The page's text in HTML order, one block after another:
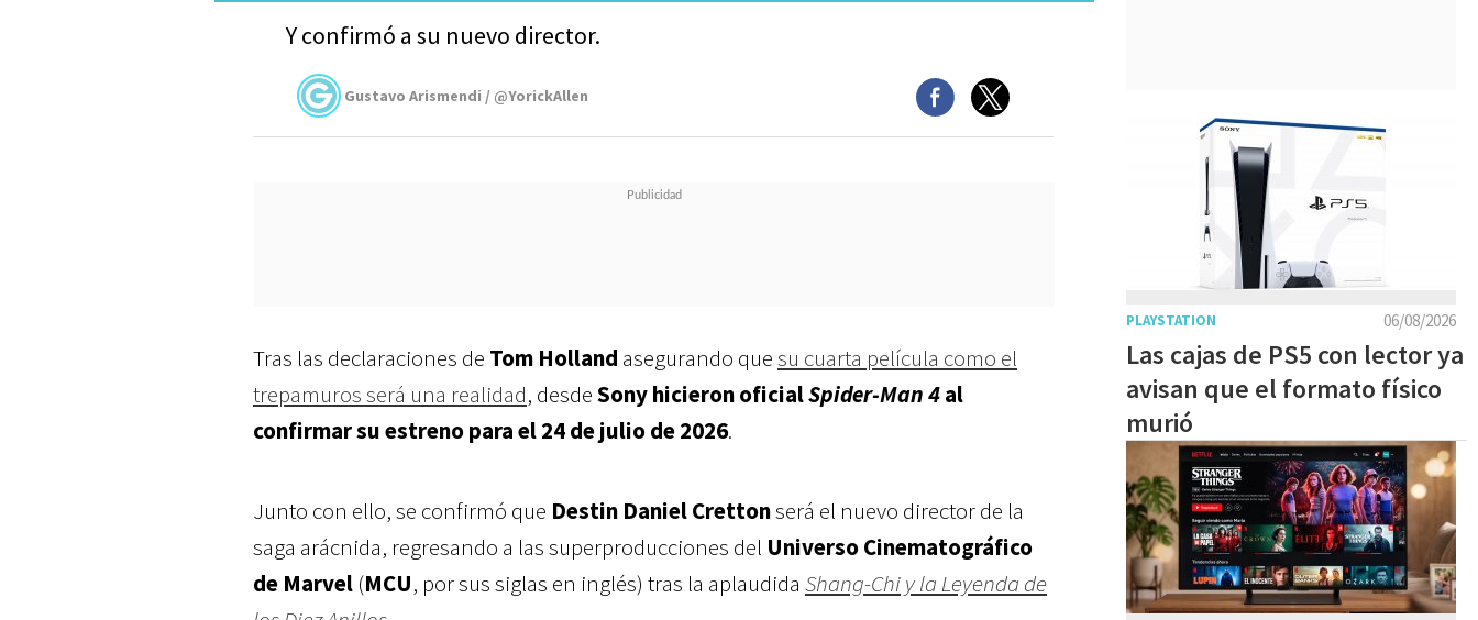
Y confirmó a su nuevo director.
Gustavo Arismendi / @YorickAllen
Tras las declaraciones de Tom Holland asegurando quesu cuarta película como el
trepamuros será una realidad, desdeSony hicieron oficialSpider-Man 4al
confirmar su estreno para el 24 de julio de 2026.
Junto con ello, se confirmó que Destin Daniel Crettonserá el nuevo director de la
saga arácnida, regresando a las superproducciones del Universo Cinematográfico
de Marvel (MCU, por sus siglas en inglés) tras la aplaudida Shang-Chi y la Leyenda de
06/08/2026
PLAYSTATION
Las cajas de PS5 con lector ya
avisan que el formato físico
murió